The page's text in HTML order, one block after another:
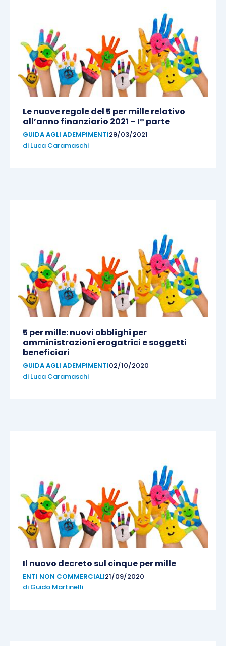
Le nuove regole del 5 per mille relativo
all’anno finanziario 2021 – I° parte
GUIDA AGLI ADEMPIMENTI29/03/2021
di Luca Caramaschi
5 per mille: nuovi obblighi per
amministrazioni erogatrici e soggetti
beneficiari
GUIDA AGLI ADEMPIMENTI02/10/2020
di Luca Caramaschi
Il nuovo decreto sul cinque per mille
ENTI NON COMMERCIALI21/09/2020
di Guido Martinelli